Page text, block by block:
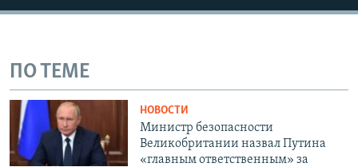
ПО ТЕМЕ
НОВОСТИ
Министр безопасности
Великобритании назвал Путина
«главным ответственным» за